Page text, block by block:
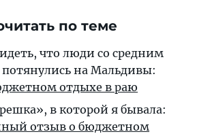
по теме
что люди со средним
потянулись на Мальдивы:
отдыхе в раю
в которой я бывала:
отзыв о бюджетном